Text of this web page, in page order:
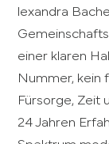
lexandra
einer klaren
Nummer, kein
Fürsorge, Zeit
24 Jahren